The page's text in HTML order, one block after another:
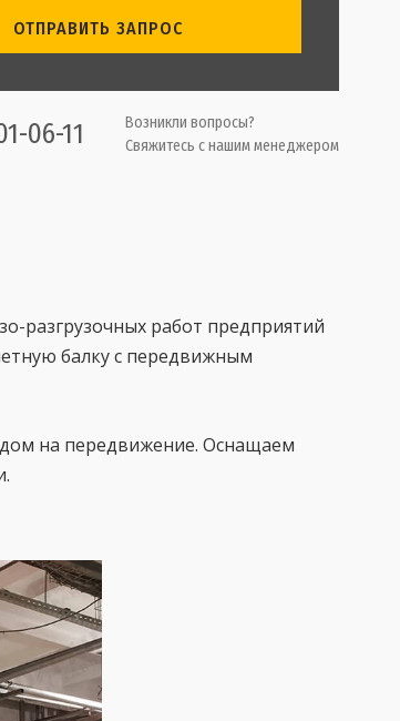
ОТПРАВИТЬ ЗАПРОС
06-11
Возникли вопросы?
Свяжитесь с нашим менеджером
разгрузочных работ предприятий
балку с передвижным
на передвижение. Оснащаем